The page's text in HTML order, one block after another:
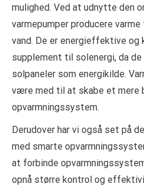
mulighed. Ved at udnytte den
varmepumper producere
vand. De er energieffektive
supplement til solenergi, da
solpaneler som energikilde.
være med til at skabe et
opvarmningssystem.
Derudover har vi også set på
med smarte
at forbinde
opnå større kontrol og